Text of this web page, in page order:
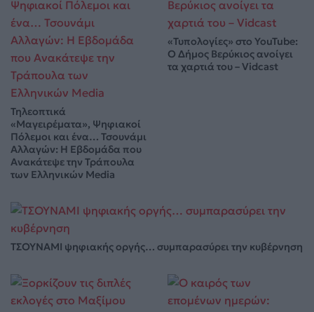
Τηλεοπτικά
«Μαγειρέματα», Ψηφιακοί
Πόλεμοι και ένα… Τσουνάμι
Αλλαγών: Η Εβδομάδα που
Ανακάτεψε την Τράπουλα
των Ελληνικών Media
«Τυπολογίες» στο YouTube:
Ο Δήμος Βερύκιος ανοίγει
τα χαρτιά του – Vidcast
ΤΣΟΥΝΑΜΙ ψηφιακής οργής… συμπαρασύρει την κυβέρνηση